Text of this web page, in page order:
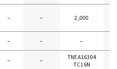
− − 2,000
− − −
− −
TNEA16304
TC16N